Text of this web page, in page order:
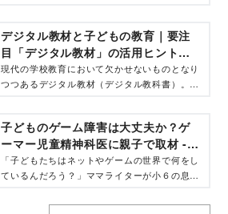
に、マインクラフトの魅力を教えてもらうこち
らの企画。第１回目は、マインクラフトの特徴
と教育効果について。
デジタル教材と子どもの教育｜要注
目「デジタル教材」の活用ヒントを
専門家が解説 - コクリコ｜講談社
現代の学校教育において欠かせないものとなり
つつあるデジタル教材（デジタル教科書）。注
ス。
子どものゲーム障害は大丈夫か？ゲ
ーマー児童精神科医に親子で取材 -
コクリコ｜講談社
「子どもたちはネットやゲームの世界で何をし
ているんだろう？」ママライターが小６の息子
ンタビューを敢行。全３回連載の第１回。子ど